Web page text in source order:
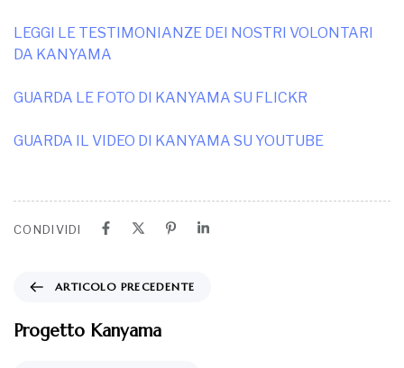
LEGGI LE TESTIMONIANZE DEI NOSTRI VOLONTARI
DA KANYAMA
GUARDA LE FOTO DI KANYAMA SU FLICKR
GUARDA IL VIDEO DI KANYAMA SU YOUTUBE
CONDIVIDI
ARTICOLO PRECEDENTE
Progetto Kanyama